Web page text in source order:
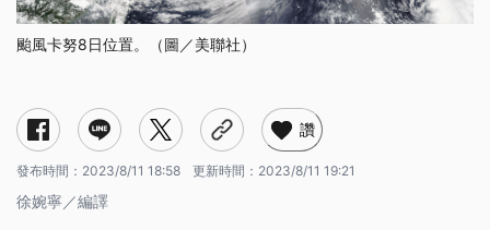
颱風卡努8日位置。（圖／美聯社）
讚
發布時間： 2023/8/11 18:58 更新時間： 2023/8/11 19:21
徐婉寧／編譯